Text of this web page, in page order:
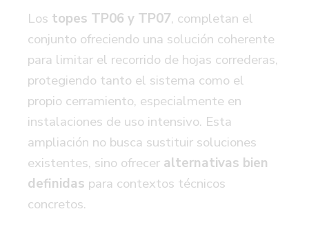
Los topes TP06 y TP07, completan el
conjunto ofreciendo una solución coherente
para limitar el recorrido de hojas correderas,
protegiendo tanto el sistema como el
propio cerramiento, especialmente en
instalaciones de uso intensivo. Esta
ampliación no busca sustituir soluciones
existentes, sino ofrecer alternativas bien
definidas para contextos técnicos
concretos.